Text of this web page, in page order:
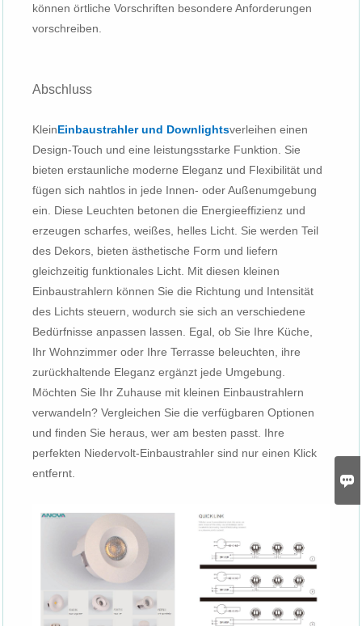
können örtliche Vorschriften besondere Anforderungen
vorschreiben.
Abschluss
KleinEinbaustrahler und Downlightsverleihen einen
Design-Touch und eine leistungsstarke Funktion. Sie
bieten erstaunliche moderne Eleganz und Flexibilität und
fügen sich nahtlos in jede Innen- oder Außenumgebung
ein. Diese Leuchten betonen die Energieeffizienz und
erzeugen scharfes, weißes, helles Licht. Sie werden Teil
des Dekors, bieten ästhetische Form und liefern
gleichzeitig funktionales Licht. Mit diesen kleinen
Einbaustrahlern können Sie die Richtung und Intensität
des Lichts steuern, wodurch sie sich an verschiedene
Bedürfnisse anpassen lassen. Egal, ob Sie Ihre Küche,
Ihr Wohnzimmer oder Ihre Terrasse beleuchten, ihre
zurückhaltende Eleganz ergänzt jede Umgebung.
Möchten Sie Ihr Zuhause mit kleinen Einbaustrahlern
verwandeln? Vergleichen Sie die verfügbaren Optionen
und finden Sie heraus, wer am besten passt. Ihre
perfekten Niedervolt-Einbaustrahler sind nur einen Klick
entfernt.
